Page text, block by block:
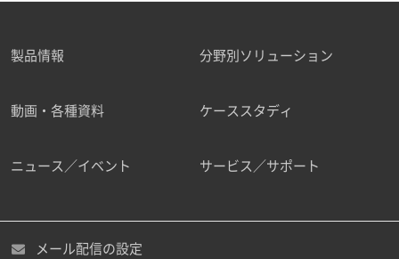
製品情報 分野別ソリューション
動画・各種資料 ケーススタディ
ニュース／イベント サービス／サポート
メール配信の設定